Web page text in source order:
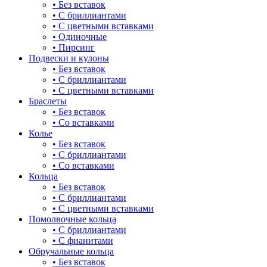
НИКА
• Без вставок
• С бриллиантами
• С цветными вставками
• Одиночные
• Пирсинг
Подвески и кулоны
• Без вставок
• С бриллиантами
• С цветными вставками
Браслеты
• Без вставок
• Со вставками
Колье
• Без вставок
• С бриллиантами
• Со вставками
Кольца
• Без вставок
• С бриллиантами
• С цветными вставками
Помолвочные кольца
• С бриллиантами
• С фианитами
Обручальные кольца
• Без вставок